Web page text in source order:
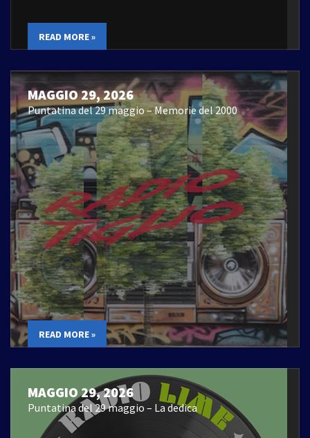
READ MORE »
MAGGIO 29, 2026
Puntatina del 29 maggio – Memorie del 2000
READ MORE »
MAGGIO 29, 2026
Puntatina del 29 maggio – La dedica